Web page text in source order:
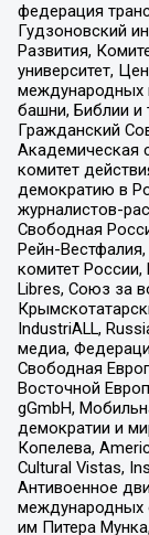
федерация
Гудзоновский
Развития,
университет,
международных
башни, Библии и
Гражданский
Академическая
комитет
демократию в
журналистов-
Свободная
Рейн-
комитет
Libres, Союз за
IndustriALL,
медиа,
Свободная
Восточной
gGmbH,
демократии и
Копелева,
Cultural Vistas,
Антивоенное
международных
им Питера